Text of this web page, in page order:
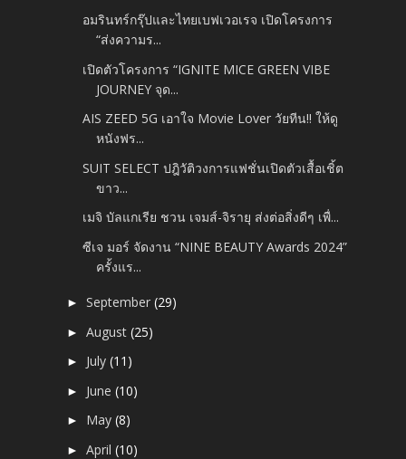
อมรินทร์กรุ๊ปและไทยเบฟเวอเรจ เปิดโครงการ
“ส่งความร...
เปิดตัวโครงการ “IGNITE MICE GREEN VIBE
JOURNEY จุด...
AIS ZEED 5G เอาใจ Movie Lover วัยทีน!! ให้ดู
หนังฟร...
SUIT SELECT ปฎิวัติวงการแฟชั่นเปิดตัวเสื้อเชิ้ต
ขาว...
เมจิ บัลแกเรีย ชวน เจมส์-จิรายุ ส่งต่อสิ่งดีๆ เพื่...
ซีเจ มอร์ จัดงาน “NINE BEAUTY Awards 2024”
ครั้งแร...
►September(29)
►August(25)
► July(11)
► June(10)
► May(8)
►April(10)